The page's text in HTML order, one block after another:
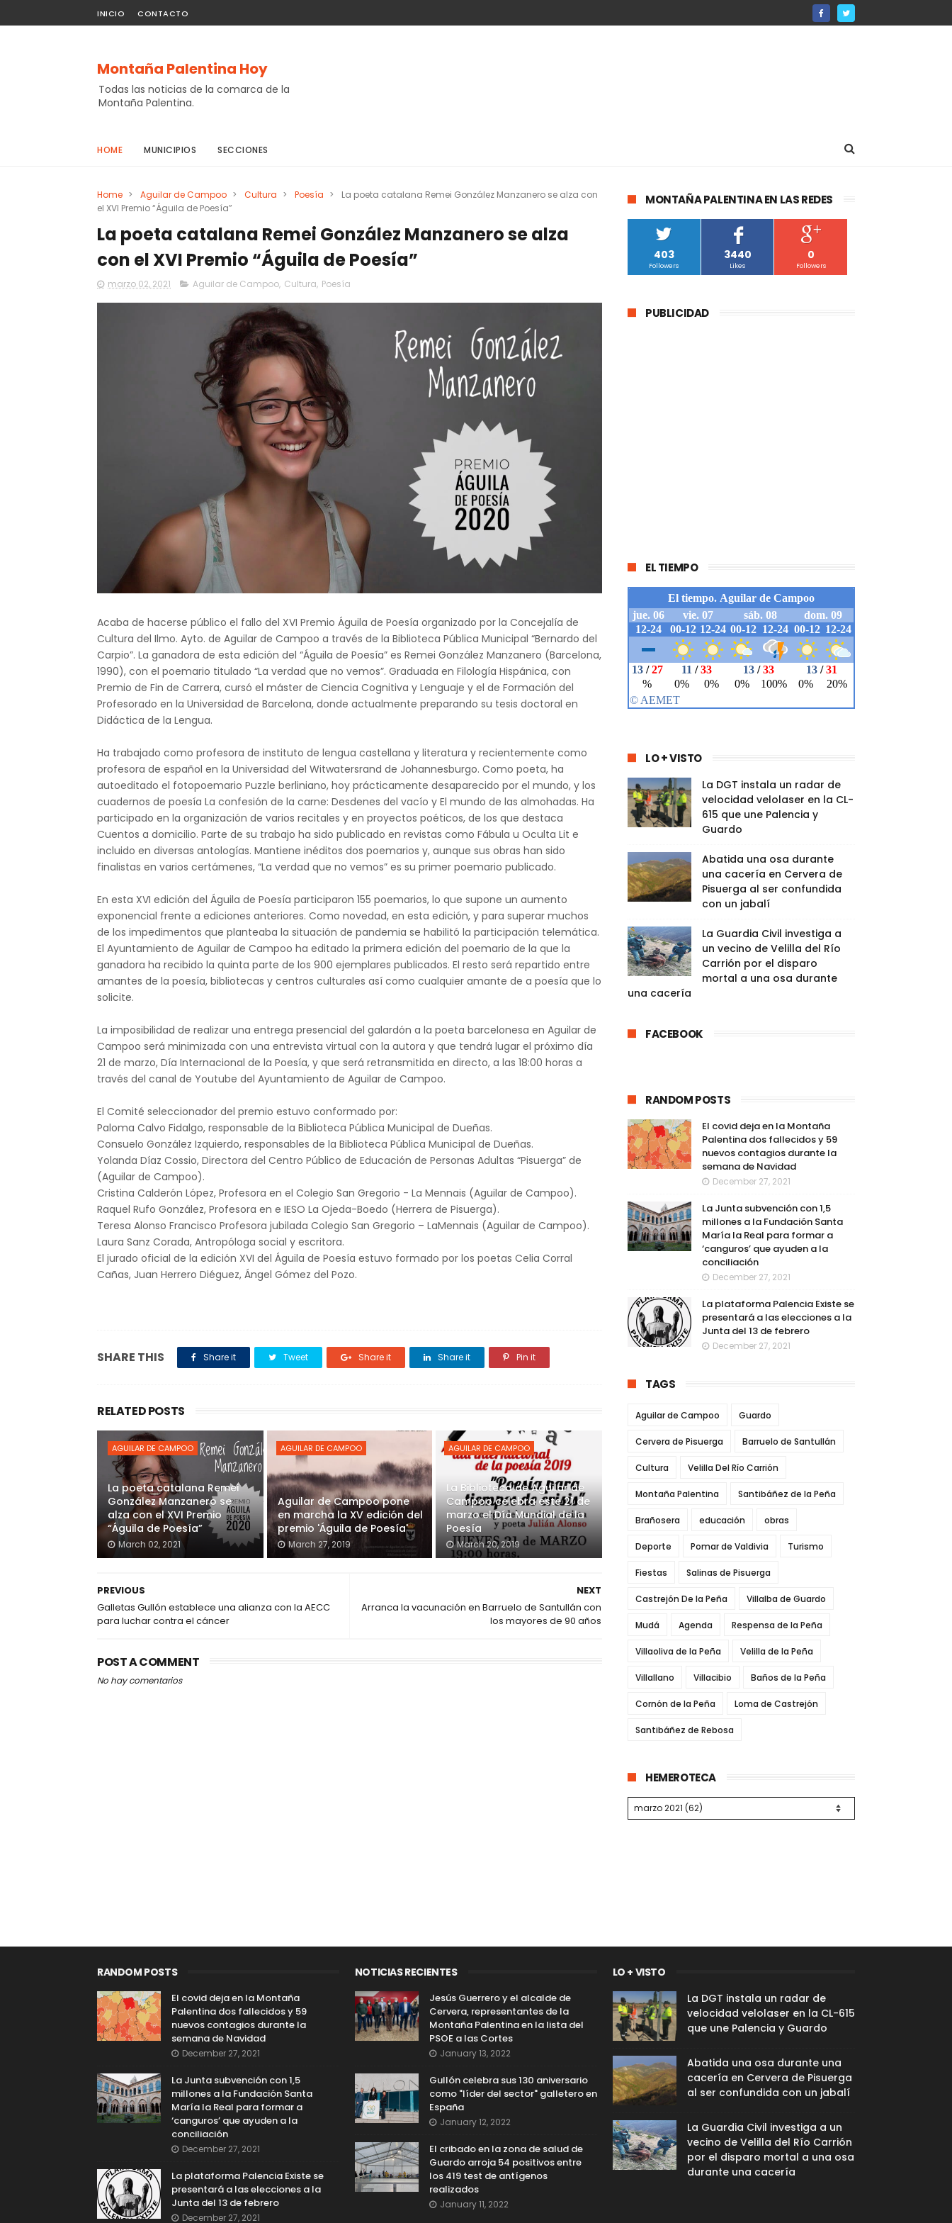
INICIO CONTACTO
Montaña Palentina Hoy
Todas las noticias de la comarca de la
Montaña Palentina.
HOME MUNICIPIOS SECCIONES
Home > Aguilar de Campoo > Cultura > Poesía >
La poeta catalana Remei González Manzanero se alza con
el XVI Premio “Águila de Poesía”
La poeta catalana Remei González Manzanero se alza
con el XVI Premio “Águila de Poesía”
marzo 02, 2021 Aguilar de Campoo, Cultura, Poesía
Acaba de hacerse público el fallo del XVI Premio Águila de Poesía organizado por la Concejalía de
Cultura del Ilmo. Ayto. de Aguilar de Campoo a través de la Biblioteca Pública Municipal “Bernardo del
Carpio”. La ganadora de esta edición del “Águila de Poesía” es Remei González Manzanero (Barcelona,
1990), con el poemario titulado “La verdad que no vemos”. Graduada en Filología Hispánica, con
Premio de Fin de Carrera, cursó el máster de Ciencia Cognitiva y Lenguaje y el de Formación del
Profesorado en la Universidad de Barcelona, donde actualmente preparando su tesis doctoral en
Didáctica de la Lengua.
Ha trabajado como profesora de instituto de lengua castellana y literatura y recientemente como
profesora de español en la Universidad del Witwatersrand de Johannesburgo. Como poeta, ha
autoeditado el fotopoemario Puzzle berliniano, hoy prácticamente desaparecido por el mundo, y los
cuadernos de poesía La confesión de la carne: Desdenes del vacío y El mundo de las almohadas. Ha
participado en la organización de varios recitales y en proyectos poéticos, de los que destaca
Cuentos a domicilio. Parte de su trabajo ha sido publicado en revistas como Fábula u Oculta Lit e
incluido en diversas antologías. Mantiene inéditos dos poemarios y, aunque sus obras han sido
finalistas en varios certámenes, “La verdad que no vemos” es su primer poemario publicado.
En esta XVI edición del Águila de Poesía participaron 155 poemarios, lo que supone un aumento
exponencial frente a ediciones anteriores. Como novedad, en esta edición, y para superar muchos
de los impedimentos que planteaba la situación de pandemia se habilitó la participación telemática.
El Ayuntamiento de Aguilar de Campoo ha editado la primera edición del poemario de la que la
ganadora ha recibido la quinta parte de los 900 ejemplares publicados. El resto será repartido entre
amantes de la poesía, bibliotecas y centros culturales así como cualquier amante de a poesía que lo
solicite.
La imposibilidad de realizar una entrega presencial del galardón a la poeta barcelonesa en Aguilar de
Campoo será minimizada con una entrevista virtual con la autora y que tendrá lugar el próximo día
21 de marzo, Día Internacional de la Poesía, y que será retransmitida en directo, a las 18:00 horas a
través del canal de Youtube del Ayuntamiento de Aguilar de Campoo.
El Comité seleccionador del premio estuvo conformado por:
Paloma Calvo Fidalgo, responsable de la Biblioteca Pública Municipal de Dueñas.
Consuelo González Izquierdo, responsables de la Biblioteca Pública Municipal de Dueñas.
Yolanda Díaz Cossio, Directora del Centro Público de Educación de Personas Adultas “Pisuerga” de
(Aguilar de Campoo).
Cristina Calderón López, Profesora en el Colegio San Gregorio - La Mennais (Aguilar de Campoo).
Raquel Rufo González, Profesora en e IESO La Ojeda-Boedo (Herrera de Pisuerga).
Teresa Alonso Francisco Profesora jubilada Colegio San Gregorio – LaMennais (Aguilar de Campoo).
Laura Sanz Corada, Antropóloga social y escritora.
El jurado oficial de la edición XVI del Águila de Poesía estuvo formado por los poetas Celia Corral
Cañas, Juan Herrero Diéguez, Ángel Gómez del Pozo.
SHARE THIS Share it Tweet Share it Share it Pin it
RELATED POSTS
AGUILAR DE CAMPOO
La poeta catalana Remei
González Manzanero se
alza con el XVI Premio
“Águila de Poesía”
March 02, 2021
AGUILAR DE CAMPOO
Aguilar de Campoo pone
en marcha la XV edición del
premio 'Águila de Poesía'
March 27, 2019
AGUILAR DE CAMPOO
La Biblioteca de Aguilar de
Campoo celebra este 21 de
marzo el Día Mundial de la
Poesía
March 20, 2019
NEXT
Arranca la vacunación en Barruelo de Santullán con
los mayores de 90 años
PREVIOUS
Galletas Gullón establece una alianza con la AECC
para luchar contra el cáncer
POST A COMMENT
No hay comentarios
MONTAÑA PALENTINA EN LAS REDES
403
Followers
3440
Likes
0
Followers
PUBLICIDAD
EL TIEMPO
LO + VISTO
La DGT instala un radar de
velocidad velolaser en la CL-
615 que une Palencia y
Guardo
Abatida una osa durante
una cacería en Cervera de
Pisuerga al ser confundida
con un jabalí
La Guardia Civil investiga a
un vecino de Velilla del Río
Carrión por el disparo
mortal a una osa durante
una cacería
FACEBOOK
RANDOM POSTS
El covid deja en la Montaña
Palentina dos fallecidos y 59
nuevos contagios durante la
semana de Navidad
December 27, 2021
La Junta subvención con 1,5
millones a la Fundación Santa
María la Real para formar a
‘canguros’ que ayuden a la
conciliación
December 27, 2021
La plataforma Palencia Existe se
presentará a las elecciones a la
Junta del 13 de febrero
December 27, 2021
TAGS
Aguilar de Campoo Guardo
Cervera de Pisuerga Barruelo de Santullán
Cultura Velilla Del Río Carrión
Montaña Palentina Santibáñez de la Peña
Brañosera educación obras
Deporte Pomar de Valdivia Turismo
Fiestas Salinas de Pisuerga
Castrejón De la Peña Villalba de Guardo
Mudá Agenda Respensa de la Peña
Villaoliva de la Peña Velilla de la Peña
Villallano Villacibio Baños de la Peña
Cornón de la Peña Loma de Castrejón
Santibáñez de Rebosa
HEMEROTECA
RANDOM POSTS
El covid deja en la Montaña
Palentina dos fallecidos y 59
nuevos contagios durante la
semana de Navidad
December 27, 2021
La Junta subvención con 1,5
millones a la Fundación Santa
María la Real para formar a
‘canguros’ que ayuden a la
conciliación
December 27, 2021
La plataforma Palencia Existe se
presentará a las elecciones a la
Junta del 13 de febrero
December 27, 2021
NOTICIAS RECIENTES
Jesús Guerrero y el alcalde de
Cervera, representantes de la
Montaña Palentina en la lista del
PSOE a las Cortes
January 13, 2022
Gullón celebra sus 130 aniversario
como "líder del sector" galletero en
España
January 12, 2022
El cribado en la zona de salud de
Guardo arroja 54 positivos entre
los 419 test de antígenos
realizados
January 11, 2022
LO + VISTO
La DGT instala un radar de
velocidad velolaser en la CL-615
que une Palencia y Guardo
Abatida una osa durante una
cacería en Cervera de Pisuerga
al ser confundida con un jabalí
La Guardia Civil investiga a un
vecino de Velilla del Río Carrión
por el disparo mortal a una osa
durante una cacería